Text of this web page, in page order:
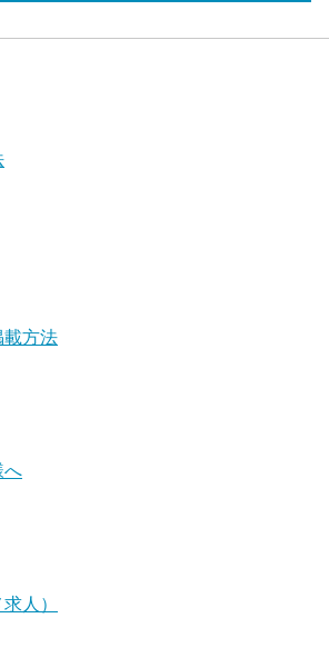
方法
へ
人）